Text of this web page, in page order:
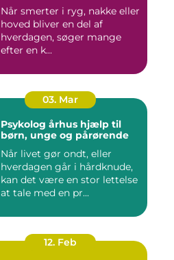
Når smerter i ryg, nakke eller
hoved bliver en del af
hverdagen, søger mange
efter en k...
03. Mar
Psykolog århus hjælp til
børn, unge og pårørende
Når livet gør ondt, eller
hverdagen går i hårdknude,
kan det være en stor lettelse
at tale med en pr...
12. Feb